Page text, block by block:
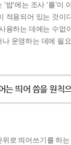
밥’에는 조사 ‘를’이
적용되어 있는 것이
용하는 데에는 수없
운영하는 데에 필
는 띄어 씀을 원칙
로 띄어쓰기를 하